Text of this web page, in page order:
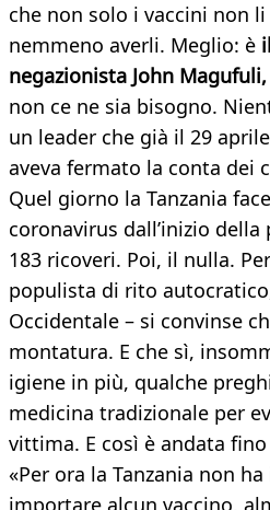
che non solo i vaccini non
nemmeno averli. Meglio: è
negazionista John Magufuli,
non ce ne sia bisogno.
un leader che già il 29
aveva fermato la conta dei
Quel giorno la Tanzania
coronavirus dall’inizio
183 ricoveri. Poi, il nulla.
populista di rito
Occidentale – si convinse
montatura. E che sì,
igiene in più, qualche
medicina tradizionale per
vittima. E così è andata
«Per ora la Tanzania non
importare alcun vaccino,